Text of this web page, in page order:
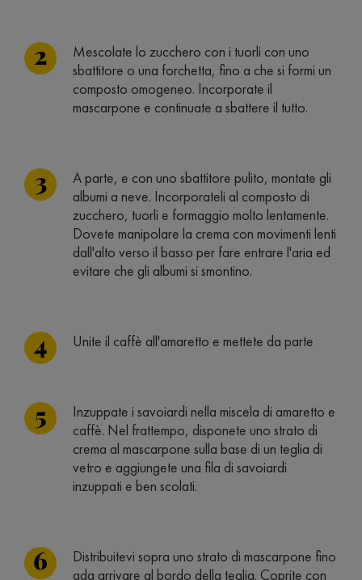
Mescolate lo zucchero con i tuorli con uno
sbattitore o una forchetta, fino a che si formi un
composto omogeneo. Incorporate il
mascarpone e continuate a sbattere il tutto.
A parte, e con uno sbattitore pulito, montate gli
albumi a neve. Incorporateli al composto di
zucchero, tuorli e formaggio molto lentamente.
Dovete manipolare la crema con movimenti lenti
dall'alto verso il basso per fare entrare l'aria ed
evitare che gli albumi si smontino.
Unite il caffè all'amaretto e mettete da parte
Inzuppate i savoiardi nella miscela di amaretto e
caffè. Nel frattempo, disponete uno strato di
crema al mascarpone sulla base di un teglia di
vetro e aggiungete una fila di savoiardi
inzuppati e ben scolati.
Distribuitevi sopra uno strato di mascarpone fino
ada arrivare al bordo della teglia. Coprite con